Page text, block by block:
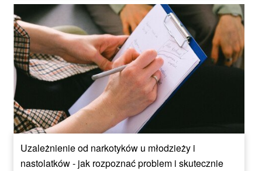
Uzależnienie od narkotyków u młodzieży i
nastolatków - jak rozpoznać problem i skutecznie